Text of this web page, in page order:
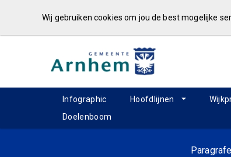
Wij gebruiken cookies om jou de best mogelijke
Infographic Hoofdlijnen
Doelenboom